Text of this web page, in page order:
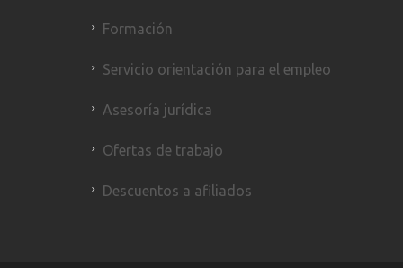
Formación
Servicio orientación para el empleo
Asesoría jurídica
Ofertas de trabajo
Descuentos a afiliados